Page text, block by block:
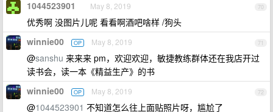
70
1044523901 May 8, 2019
优秀啊 没图片儿呢 看看啊酒吧啥样 /狗头
71
winnie00 OP May 8, 2019
@sanshu 来来来 pm，欢迎欢迎，敏捷教练群体还在我店开过
读书会，读一本《精益生产》的书
72
winnie00 OP May 8, 2019
@1044523901 不知道怎么往上面贴照片呀，尴尬了